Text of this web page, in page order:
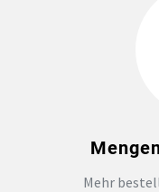
Mehr